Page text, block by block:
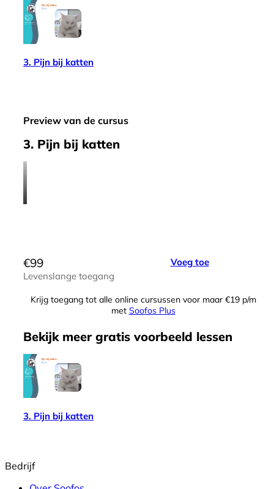
3. Pijn bij katten
Preview van de cursus
3. Pijn bij katten
€99
Levenslange toegang
Voeg toe
Krijg toegang tot alle online cursussen voor maar €19 p/m
met Soofos Plus
Bekijk meer gratis voorbeeld lessen
3. Pijn bij katten
Bedrijf